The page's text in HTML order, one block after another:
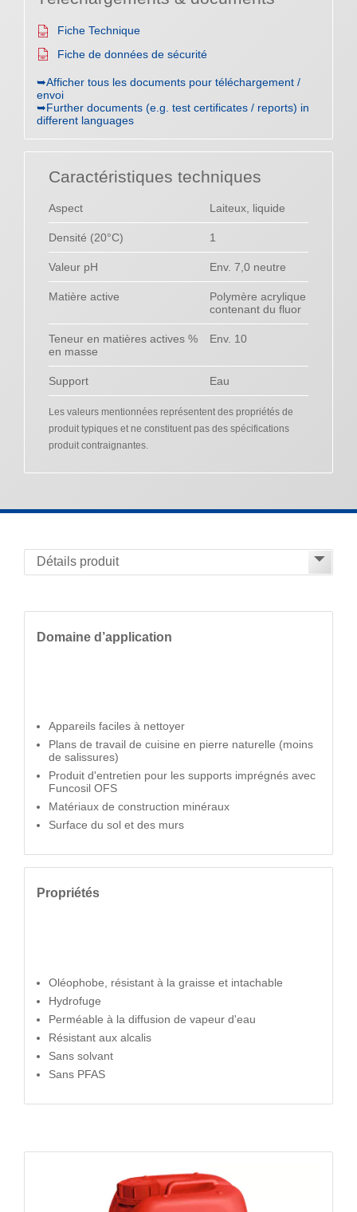
Fiche Technique
Fiche de données de sécurité
➥Afficher tous les documents pour téléchargement /
envoi
➥Further documents (e.g. test certificates / reports) in
different languages
Caractéristiques techniques
Aspect Laiteux, liquide
Densité (20°C) 1
Valeur pH Env. 7,0 neutre
Matière active
Polymère acrylique
contenant du fluor
Teneur en matières actives %
en masse
Env. 10
Support Eau
Les valeurs mentionnées représentent des propriétés de
produit typiques et ne constituent pas des spécifications
produit contraignantes.
Domaine d’application
Appareils faciles à nettoyer
Plans de travail de cuisine en pierre naturelle (moins
de salissures)
Produit d'entretien pour les supports imprégnés avec
Funcosil OFS
Matériaux de construction minéraux
Surface du sol et des murs
Propriétés
Oléophobe, résistant à la graisse et intachable
Hydrofuge
Perméable à la diffusion de vapeur d'eau
Résistant aux alcalis
Sans solvant
Sans PFAS